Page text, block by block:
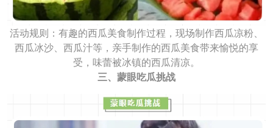
活动规则：有趣的西瓜美食制作过程，现场制作西瓜凉粉、
西瓜冰沙、西瓜汁等，亲手制作的西瓜美食带来愉悦的享
受，味蕾被冰镇的西瓜清凉。
三、蒙眼吃瓜挑战